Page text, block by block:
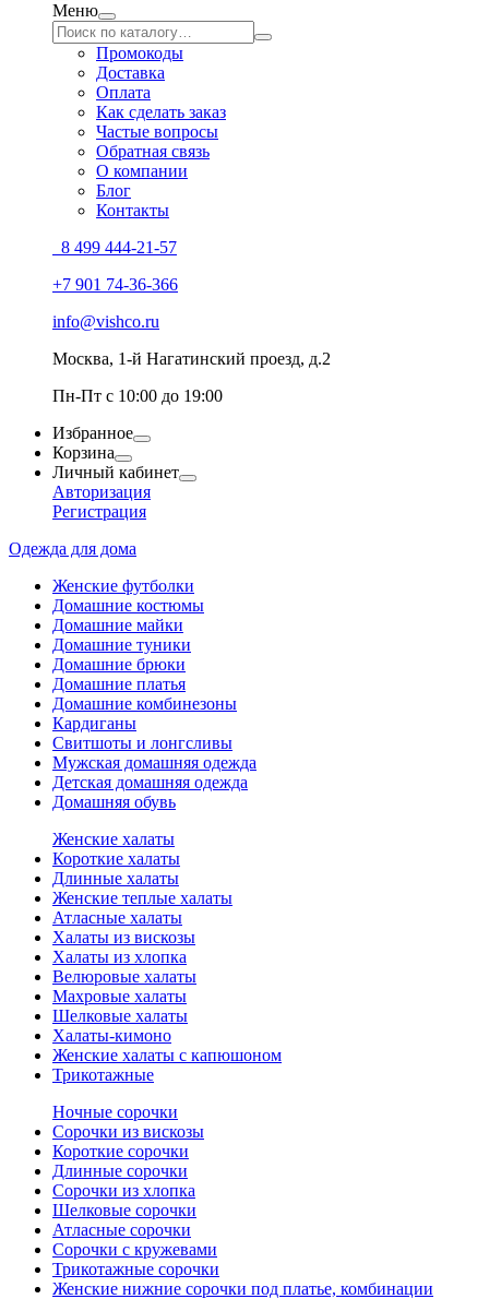
Меню
Промокоды
Доставка
Оплата
Как сделать заказ
Частые вопросы
Обратная связь
О компании
Блог
Контакты
8 499 444-21-57
+7 901 74-36-366
info@vishco.ru
Москва, 1-й Нагатинский проезд, д.2
Пн-Пт с 10:00 до 19:00
Избранное
Корзина
Личный кабинет
Авторизация
Регистрация
Одежда для дома
Женские футболки
Домашние костюмы
Домашние майки
Домашние туники
Домашние брюки
Домашние платья
Домашние комбинезоны
Кардиганы
Свитшоты и лонгсливы
Мужская домашняя одежда
Детская домашняя одежда
Домашняя обувь
Женские халаты
Короткие халаты
Длинные халаты
Женские теплые халаты
Атласные халаты
Халаты из вискозы
Халаты из хлопка
Велюровые халаты
Махровые халаты
Шелковые халаты
Халаты-кимоно
Женские халаты с капюшоном
Трикотажные
Ночные сорочки
Сорочки из вискозы
Короткие сорочки
Длинные сорочки
Сорочки из хлопка
Шелковые сорочки
Атласные сорочки
Сорочки с кружевами
Трикотажные сорочки
Женские нижние сорочки под платье, комбинации